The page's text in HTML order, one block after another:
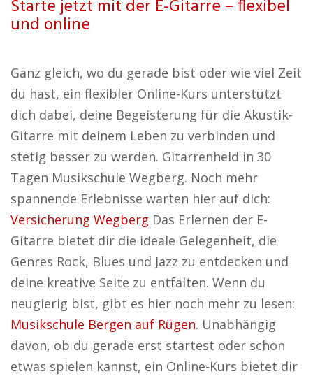
Starte jetzt mit der E-Gitarre – flexibel
und online
Ganz gleich, wo du gerade bist oder wie viel Zeit
du hast, ein flexibler Online-Kurs unterstützt
dich dabei, deine Begeisterung für die Akustik-
Gitarre mit deinem Leben zu verbinden und
stetig besser zu werden. Gitarrenheld in 30
Tagen Musikschule Wegberg. Noch mehr
spannende Erlebnisse warten hier auf dich:
Versicherung Wegberg Das Erlernen der E-
Gitarre bietet dir die ideale Gelegenheit, die
Genres Rock, Blues und Jazz zu entdecken und
deine kreative Seite zu entfalten. Wenn du
neugierig bist, gibt es hier noch mehr zu lesen:
Musikschule Bergen auf Rügen. Unabhängig
davon, ob du gerade erst startest oder schon
etwas spielen kannst, ein Online-Kurs bietet dir